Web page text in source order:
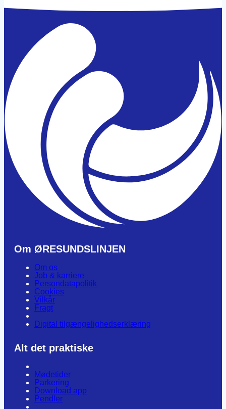
Om ØRESUNDSLINJEN
Om os
Job & karriere
Persondatapolitik
Cookies
Vilkår
Fragt
Digital tilgængelighedserklæring
Alt det praktiske
Mødetider
Parkering
Download app
Pendler